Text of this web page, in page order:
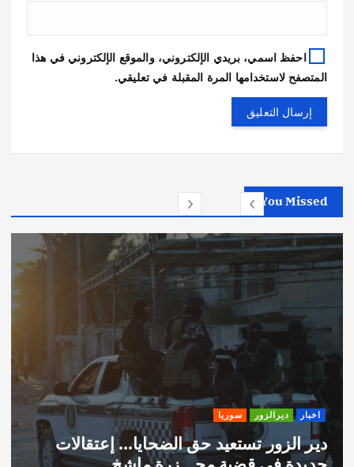
احفظ اسمي، بريدي الإلكتروني، والموقع الإلكتروني في هذا
المتصفح لاستخدامها المرة المقبلة في تعليقي.
You Missed
اخبار ديرالزور سوريا
دير الزور تستعيد حق الضحايا… إعتقالات